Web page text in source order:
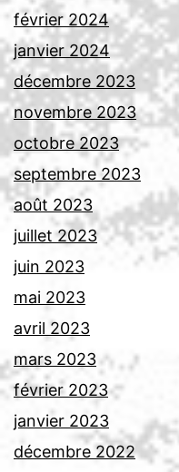
février 2024
janvier 2024
décembre 2023
novembre 2023
octobre 2023
septembre 2023
août 2023
juillet 2023
juin 2023
mai 2023
avril 2023
mars 2023
février 2023
janvier 2023
décembre 2022